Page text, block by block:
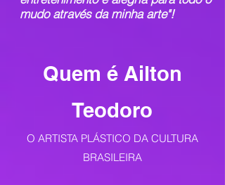
mudo através da minha arte"!
Quem é Ailton
Teodoro
O ARTISTA PLÁSTICO DA CULTURA
BRASILEIRA